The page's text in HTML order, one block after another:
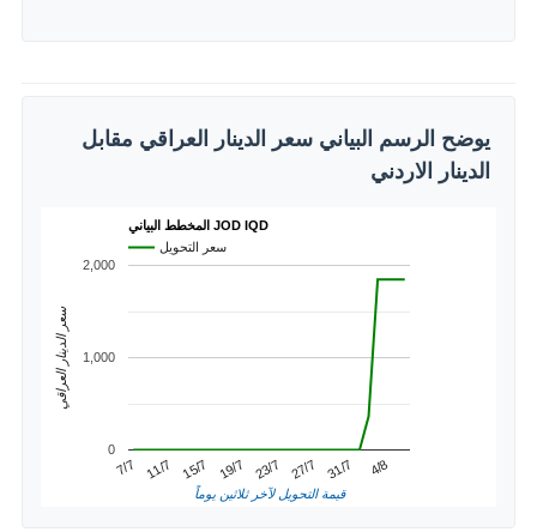
يوضح الرسم البياني سعر الدينار العراقي مقابل
الدينار الاردني
المخطط البياني JOD IQD
سعر التحويل
7/7 11/7 15/7 19/7 23/7 27/7 31/7 4/8
0
1,000
2,000
قيمة التحويل لآخر ثلاثين يوماً
سعر الدينار العراقي